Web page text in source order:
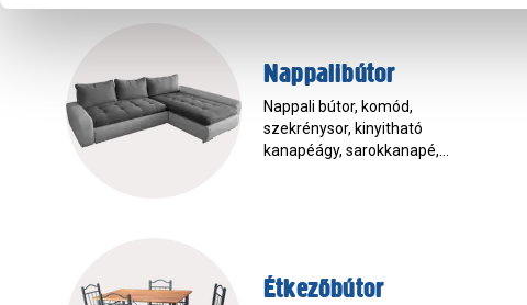
Nappalibútor
Nappali bútor, komód,
szekrénysor, kinyitható
kanapéágy, sarokkanapé,
Étkezőbútor